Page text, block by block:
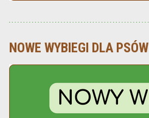
NOWE WYBIEGI DLA PSÓW